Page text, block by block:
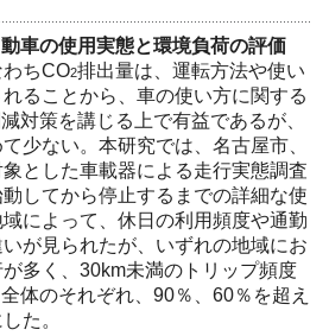
車の使用実態と環境負荷の評価
ちCO2排出量は、運転方法や使い
ることから、車の使い方に関する
対策を講じる上で有益であるが、
少ない。本研究では、名古屋市、
とした車載器による走行実態調査
してから停止するまでの詳細な使
によって、休日の利用頻度や通勤
が見られたが、いずれの地域にお
多く、30km未満のトリップ頻度
体のそれぞれ、90％、60％を超え
た。